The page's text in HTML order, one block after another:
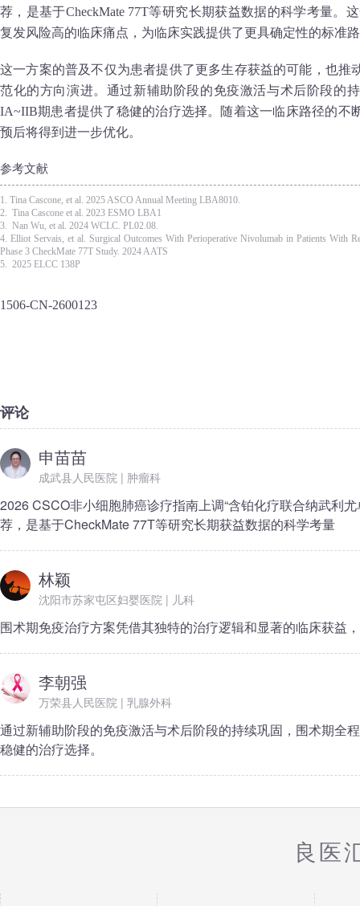
荐，是基于CheckMate 77T等研究长期获益数据的科学考量。
复发风险高的临床痛点，为临床实践提供了更具确定性的标准
这一方案的普及不仅为患者提供了更多生存获益的可能，也推
范化的方向演进。通过新辅助阶段的免疫激活与术后阶段的
IA~IIB期患者提供了稳健的治疗选择。随着这一临床路径的不
预后将得到进一步优化。
参考文献
1. Tina Cascone, et al. 2025 ASCO Annual Meeting LBA8010.
2. Tina Cascone et al. 2023 ESMO LBA1
3. Nan Wu, et al. 2024 WCLC. PL02.08.
4. Elliot Servais, et al. Surgical Outcomes With Perioperative Nivolumab in Patients With
Phase 3 CheckMate 77T Study. 2024 AATS
5. 2025 ELCC 138P
1506-CN-2600123
评论
申苗苗
成武县人民医院 | 肿瘤科
2026 CSCO非小细胞肺癌诊疗指南上调“含铂化疗联合纳武利
荐，是基于CheckMate 77T等研究长期获益数据的科学考量
林颖
沈阳市苏家屯区妇婴医院 | 儿科
围术期免疫治疗方案凭借其独特的治疗逻辑和显著的临床获益
李朝强
万荣县人民医院 | 乳腺外科
通过新辅助阶段的免疫激活与术后阶段的持续巩固，围术期全
稳健的治疗选择。
良医